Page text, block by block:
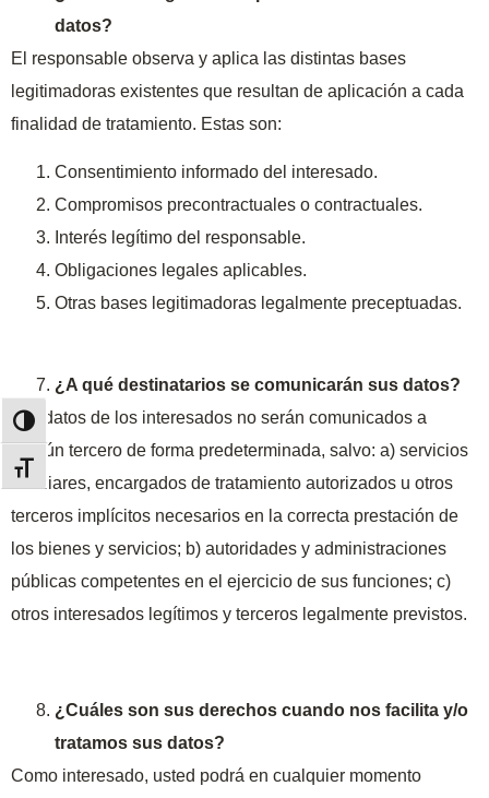
ALTERNAR ALTO CONTRASTE
ALTERNAR TAMAÑO DE LETRA
datos?
El responsable observa y aplica las distintas bases
legitimadoras existentes que resultan de aplicación a cada
finalidad de tratamiento. Estas son:
Consentimiento informado del interesado.
Compromisos precontractuales o contractuales.
Interés legítimo del responsable.
Obligaciones legales aplicables.
Otras bases legitimadoras legalmente preceptuadas.
¿A qué destinatarios se comunicarán sus datos?
Los datos de los interesados no serán comunicados a
ningún tercero de forma predeterminada, salvo: a) servicios
auxiliares, encargados de tratamiento autorizados u otros
terceros implícitos necesarios en la correcta prestación de
los bienes y servicios; b) autoridades y administraciones
públicas competentes en el ejercicio de sus funciones; c)
otros interesados legítimos y terceros legalmente previstos.
¿Cuáles son sus derechos cuando nos facilita y/o
tratamos sus datos?
Como interesado, usted podrá en cualquier momento